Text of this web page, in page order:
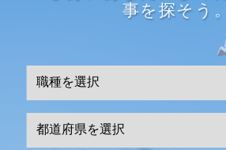
事を探そう。